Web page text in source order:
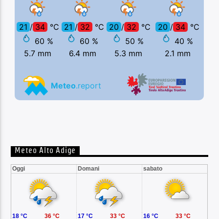
Meteo Alto Adige
Oggi Domani sabato
18 °C 36 °C 17 °C 33 °C 16 °C 33 °C